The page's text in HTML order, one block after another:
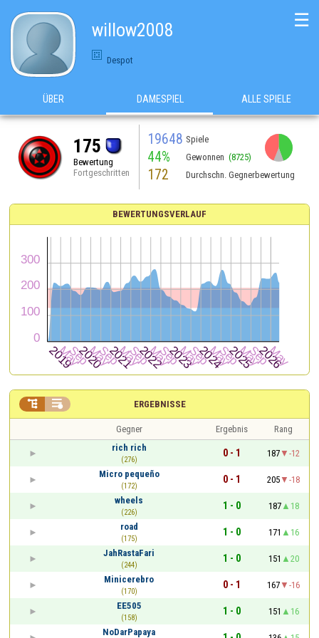
willow2008
Despot
☰
ÜBER DAMESPIEL ALLE SPIELE
175
Bewertung
Fortgeschritten
19648 Spiele
44% Gewonnen (8725)
172 Durchschn. Gegnerbewertung
BEWERTUNGSVERLAUF
ERGEBNISSE
 
Gegner Ergebnis
Rang
rich rich
(276)
0 - 1 187
-12
Micro pequeño
(172)
0 - 1 205
-18
wheels
(226)
1 - 0 187
18
road
(175)
1 - 0 171
16
JahRastaFari
(244)
1 - 0 151
20
Minicerebro
(170)
0 - 1 167
-16
EE505
(158)
1 - 0 151
16
NoDarPapaya